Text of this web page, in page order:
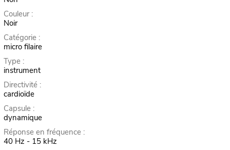
Couleur :
Noir
Catégorie :
micro filaire
Type :
instrument
Directivité :
cardioïde
Capsule :
dynamique
Réponse en fréquence :
40 Hz - 15 kHz